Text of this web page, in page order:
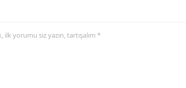
yorumu siz yazın, tartışalım *